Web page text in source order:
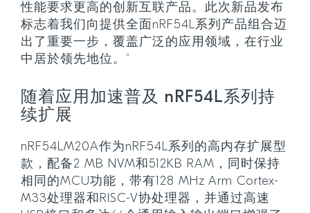
性能要求更高的创新互联产品。此次新品发布
标志着我们向提供全面nRF54L系列产品组合迈
出了重要一步，覆盖广泛的应用领域，在行业
中居於领先地位。”
随着应用加速普及 nRF54L系列持
续扩展
nRF54LM20A作为nRF54L系列的高内存扩展型
款，配备2 MB NVM和512KB RAM，同时保持
相同的MCU功能，带有128 MHz Arm Cortex-
M33处理器和RISC-V协处理器，并通过高速